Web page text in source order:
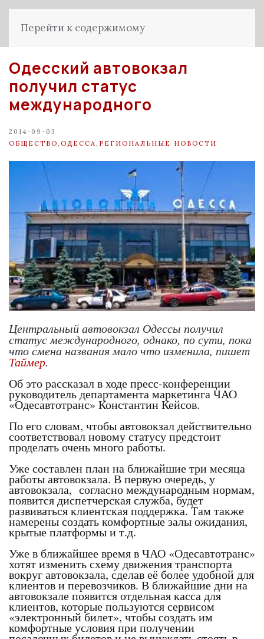
Перейти к содержимому
Одесский автовокзал
получил статус
международного
2014-09-03
ОБЩЕСТВО ОДЕССА РЕГИОНАЛЬНЫЕ НОВОСТИ
Центральный автовокзал Одессы получил
статус международного, однако, по сути, пока
что смена названия мало что изменила, пишет
Таймер.
Об это рассказал в ходе пресс-конференции
руководитель департамента маркетинга ЧАО
«Одесавтотранс» Константин Кейсов.
По его словам, чтобы автовокзал действительно
соответствовал новому статусу предстоит
проделать очень много работы.
Уже составлен план на ближайшие три месяца
работы автовокзала. В первую очередь, у
автовокзала, согласно международным нормам,
появится диспетчерская служба, будет
развиваться клиентская поддержка. Там также
намерены создать комфортные залы ожидания,
крытые платформы и т.д.
Уже в ближайшее время в ЧАО «Одесавтотранс»
хотят изменить схему движения транспорта
вокруг автовокзала, сделав её более удобной для
клиентов и перевозчиков. В ближайшие дни на
автовокзале появится отдельная касса для
клиентов, которые пользуются сервисом
«электронный билет», чтобы создать им
комфортные условия при получении